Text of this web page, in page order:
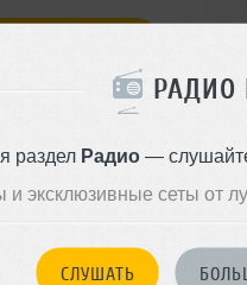
РАДИО
раздел Радио—
эксклюзивные сеты от
СЛУШАТЬ
ДРУЗЬЯМ